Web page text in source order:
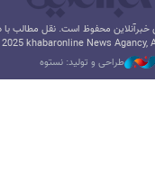
محفوظ است. نقل مطالب با
khabaronline News Agancy,
طراحی و تولید: نستوه